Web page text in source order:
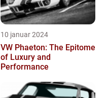
10 januar 2024
VW Phaeton: The Epitome
of Luxury and
Performance